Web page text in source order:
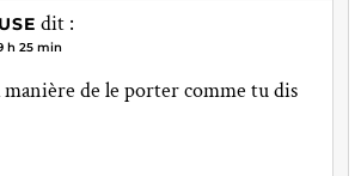
dit :
h 25 min
manière de le porter comme tu dis